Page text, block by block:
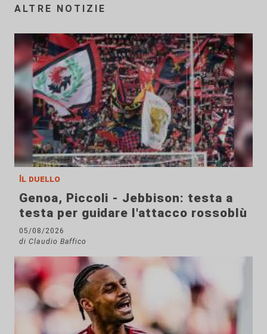
ALTRE NOTIZIE
Il duello
Genoa, Piccoli - Jebbison: testa a
testa per guidare l'attacco rossoblù
05/08/2026
di Claudio Baffico